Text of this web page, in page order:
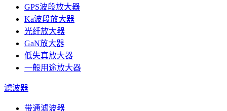
GPS波段放大器
Ka波段放大器
光纤放大器
GaN放大器
低失真放大器
一般用途放大器
滤波器
带通滤波器